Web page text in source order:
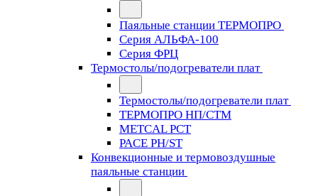
Паяльные станции ТЕРМОПРО
Серия АЛЬФА-100
Серия ФРЦ
Термостолы/подогреватели плат
Термостолы/подогреватели плат
ТЕРМОПРО НП/СТМ
METCAL PCT
PACE PH/ST
Конвекционные и термовоздушные
паяльные станции